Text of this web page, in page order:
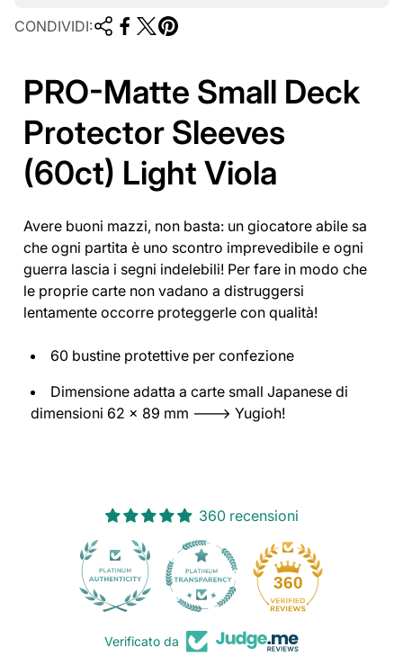
CONDIVIDI:
PRO-Matte Small Deck
Protector Sleeves
(60ct) Light Viola
Avere buoni mazzi, non basta: un giocatore abile sa
che ogni partita è uno scontro imprevedibile e ogni
guerra lascia i segni indelebili! Per fare in modo che
le proprie carte non vadano a distruggersi
lentamente occorre proteggerle con qualità!
60 bustine protettive per confezione
Dimensione adatta a carte small Japanese di
dimensioni 62 x 89 mm ---> Yugioh!
360 recensioni
360
Verificato da